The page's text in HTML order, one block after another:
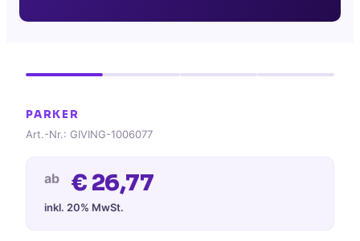
PARKER
Art.-Nr.: GIVING-1006077
ab € 26,77
inkl. 20% MwSt.